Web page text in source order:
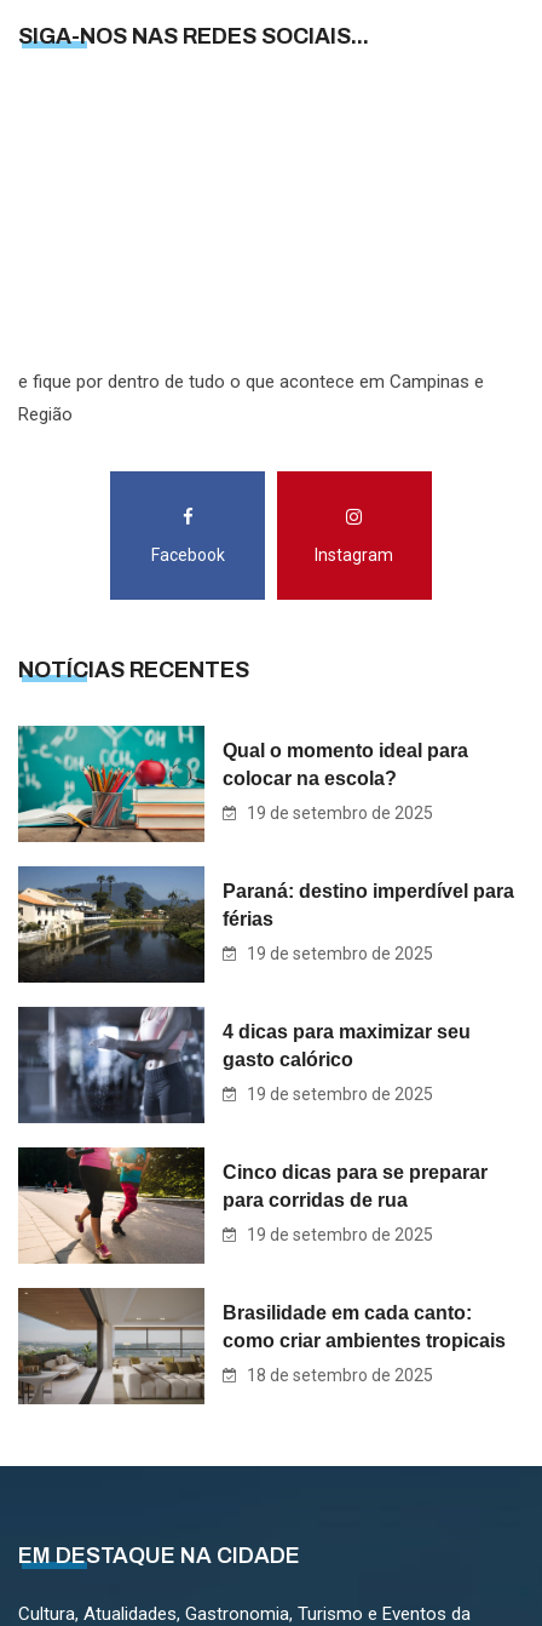
SIGA-NOS NAS REDES SOCIAIS...
e fique por dentro de tudo o que acontece em Campinas e
Região
Facebook Instagram
NOTÍCIAS RECENTES
Qual o momento ideal para
colocar na escola?
19 de setembro de 2025
Paraná: destino imperdível para
férias
19 de setembro de 2025
4 dicas para maximizar seu
gasto calórico
19 de setembro de 2025
Cinco dicas para se preparar
para corridas de rua
19 de setembro de 2025
Brasilidade em cada canto:
como criar ambientes tropicais
18 de setembro de 2025
EM DESTAQUE NA CIDADE
Cultura, Atualidades, Gastronomia, Turismo e Eventos da